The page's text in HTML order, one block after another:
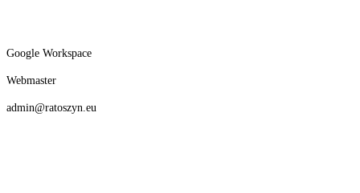
Google Workspace
Webmaster
admin@ratoszyn.eu